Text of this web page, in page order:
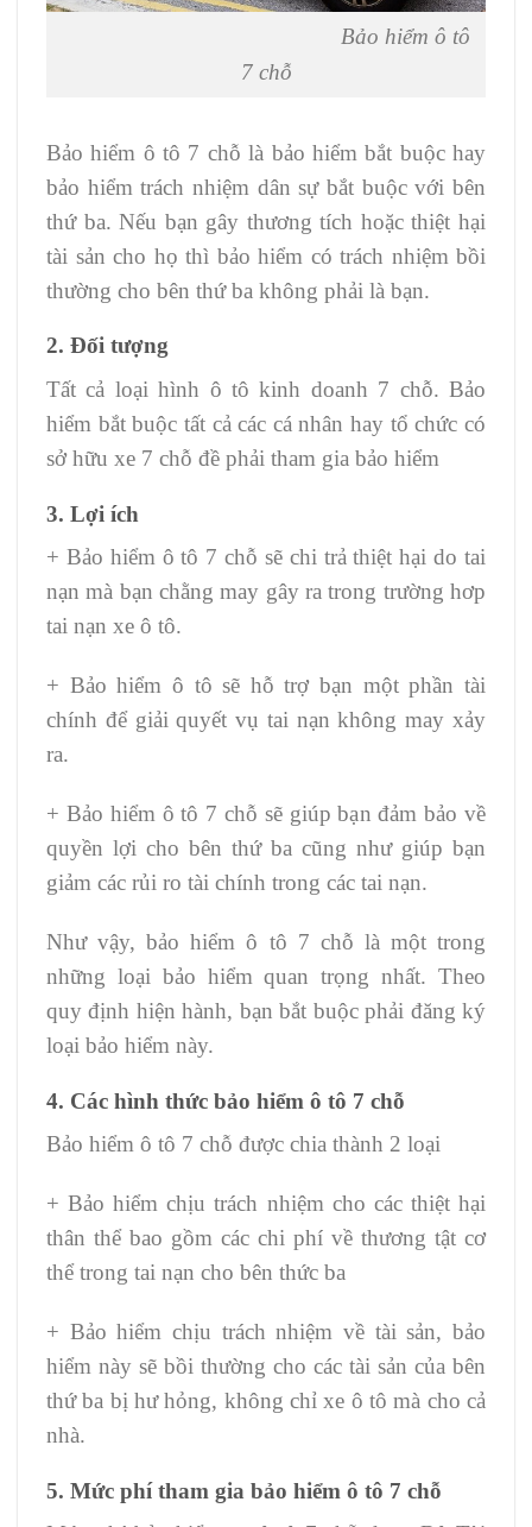
Bảo hiểm ô tô
7 chỗ
Bảo hiểm ô tô 7 chỗ là bảo hiểm bắt buộc hay
bảo hiểm trách nhiệm dân sự bắt buộc với bên
thứ ba. Nếu bạn gây thương tích hoặc thiệt hại
tài sản cho họ thì bảo hiểm có trách nhiệm bồi
thường cho bên thứ ba không phải là bạn.
2. Đối tượng
Tất cả loại hình ô tô kinh doanh 7 chỗ. Bảo
hiểm bắt buộc tất cả các cá nhân hay tổ chức có
sở hữu xe 7 chỗ đề phải tham gia bảo hiểm
3. Lợi ích
+ Bảo hiểm ô tô 7 chỗ sẽ chi trả thiệt hại do tai
nạn mà bạn chằng may gây ra trong trường hơp
tai nạn xe ô tô.
+ Bảo hiểm ô tô sẽ hỗ trợ bạn một phần tài
chính để giải quyết vụ tai nạn không may xảy
ra.
+ Bảo hiểm ô tô 7 chỗ sẽ giúp bạn đảm bảo về
quyền lợi cho bên thứ ba cũng như giúp bạn
giảm các rủi ro tài chính trong các tai nạn.
Như vậy, bảo hiểm ô tô 7 chỗ là một trong
những loại bảo hiểm quan trọng nhất. Theo
quy định hiện hành, bạn bắt buộc phải đăng ký
loại bảo hiểm này.
4. Các hình thức bảo hiểm ô tô 7 chỗ
Bảo hiểm ô tô 7 chỗ được chia thành 2 loại
+ Bảo hiểm chịu trách nhiệm cho các thiệt hại
thân thể bao gồm các chi phí về thương tật cơ
thể trong tai nạn cho bên thức ba
+ Bảo hiểm chịu trách nhiệm về tài sản, bảo
hiểm này sẽ bồi thường cho các tài sản của bên
thứ ba bị hư hỏng, không chỉ xe ô tô mà cho cả
nhà.
5. Mức phí tham gia bảo hiểm ô tô 7 chỗ